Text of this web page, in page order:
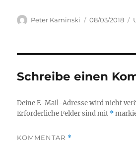
Autor
Peter Kaminski
Veröffentlicht
08/03/2018
Schreibe einen
Deine E-Mail-Adresse wird nicht
Erforderliche Felder sind mit *
KOMMENTAR *